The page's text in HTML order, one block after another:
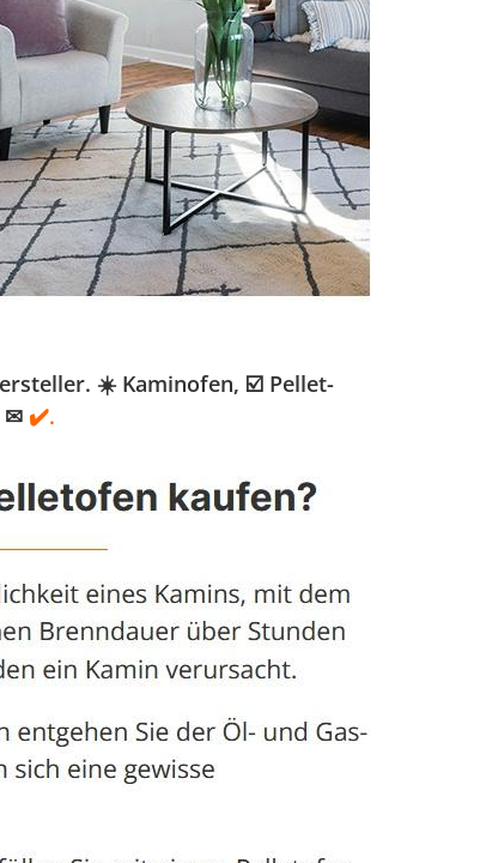
☀️ Kaminofen, ☑️ Pellet-
✉ ✔️.